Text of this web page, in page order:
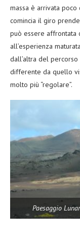
massa è arrivata
comincia il giro
può essere affrontata
all’esperienza
dall’altra del percorso
differente da quello
molto più “regolare”.
Paesaggio